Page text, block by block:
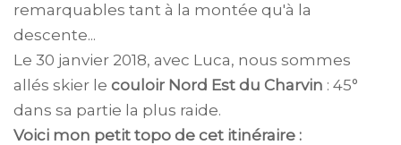
remarquables tant à la montée qu'à la
descente...
Le 30 janvier 2018, avec Luca, nous sommes
allés skier le couloir Nord Est du Charvin : 45°
dans sa partie la plus raide.
Voici mon petit topo de cet itinéraire :